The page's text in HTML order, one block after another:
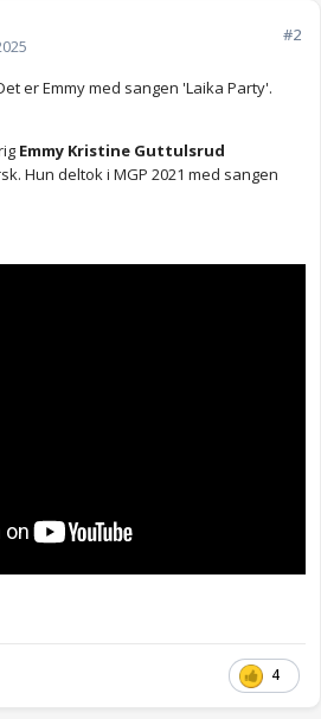
#2
er Emmy med sangen 'Laika Party'.
Emmy Kristine Guttulsrud
Hun deltok i MGP 2021 med sangen
4